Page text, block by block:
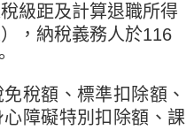
級距及計算退職所得
，納稅義務人於116
稅額、標準扣除額、
障礙特別扣除額、課